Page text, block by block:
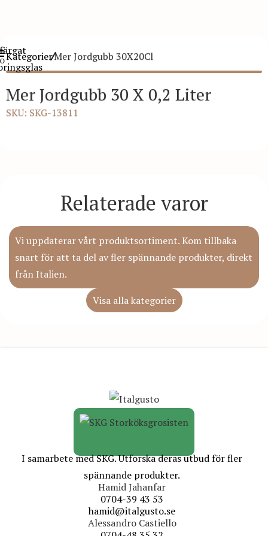
KategorierMer Jordgubb 30X20Cl
Mer Jordgubb 30 X 0,2 Liter
SKU: SKG-13811
Relaterade varor
Vi uppdaterar vårt produktsortiment. Kom tillbaka
snart för att ta del av fler spännande produkter, direkt
från Italien.
Visa alla kategorier
I samarbete med SKG. Utforska deras utbud för fler
spännande produkter.
Hamid Jahanfar
0704-39 43 53
hamid@italgusto.se
Alessandro Castiello